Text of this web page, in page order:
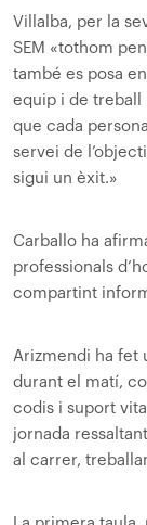
Villalba, per la
SEM «tothom
també es posa
equip i de treball
que cada
servei de
sigui un èxit.»
Carballo ha
professionals
compartint
Arizmendi ha fet
durant el matí,
codis i suport
jornada
al carrer,